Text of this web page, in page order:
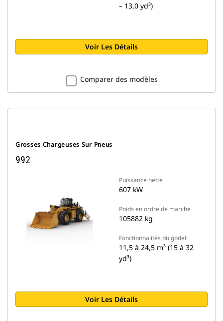
– 13,0 yd³)
Voir Les Détails
Comparer des modèles
Grosses Chargeuses Sur Pneus
992
Puissance nette
607 kW
Poids en ordre de marche
105882 kg
Fonctionnalités du godet
11,5 à 24,5 m³ (15 à 32
yd³)
Voir Les Détails